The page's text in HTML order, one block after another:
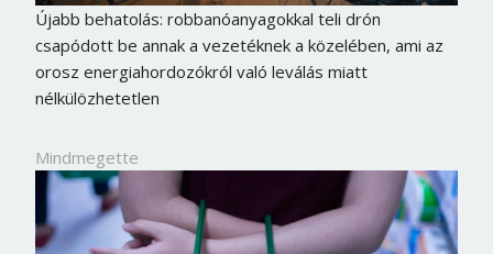
Újabb behatolás: robbanóanyagokkal teli drón
csapódott be annak a vezetéknek a közelében, ami az
orosz energiahordozókról való leválás miatt
nélkülözhetetlen
Mindmegette